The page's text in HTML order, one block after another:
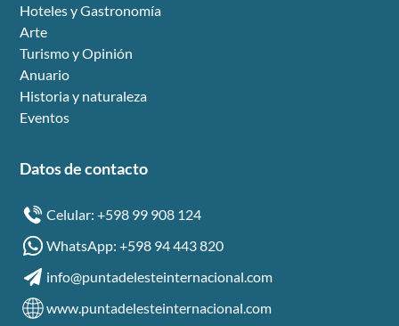
Hoteles y Gastronomía
Arte
Turismo y Opinión
Anuario
Historia y naturaleza
Eventos
Datos de contacto
Celular: +598 99 908 124
WhatsApp: +598 94 443 820
info@puntadelesteinternacional.com
www.puntadelesteinternacional.com